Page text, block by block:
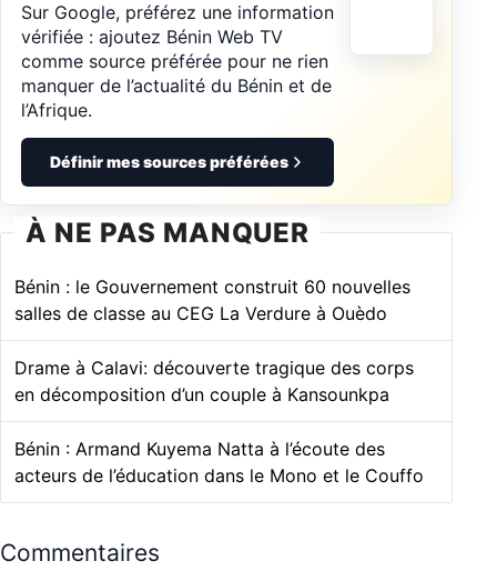
Sur Google, préférez une information
vérifiée : ajoutez Bénin Web TV
comme source préférée pour ne rien
manquer de l’actualité du Bénin et de
l’Afrique.
Définir mes sources préférées
À NE PAS MANQUER
Bénin : le Gouvernement construit 60 nouvelles
salles de classe au CEG La Verdure à Ouèdo
Drame à Calavi: découverte tragique des corps
en décomposition d’un couple à Kansounkpa
Bénin : Armand Kuyema Natta à l’écoute des
acteurs de l’éducation dans le Mono et le Couffo
Commentaires